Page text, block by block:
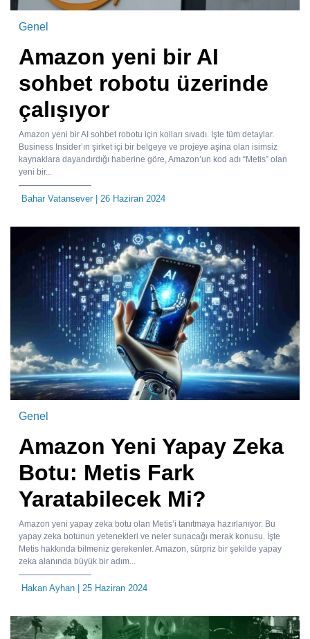
Genel
Amazon yeni bir AI
sohbet robotu üzerinde
çalışıyor
Amazon yeni bir AI sohbet robotu için kolları sıvadı. İşte tüm detaylar.
Business Insider’ın şirket içi bir belgeye ve projeye aşina olan isimsiz
kaynaklara dayandırdığı haberine göre, Amazon’un kod adı “Metis” olan
yeni bir...
Bahar Vatansever| 26 Haziran 2024
Genel
Amazon Yeni Yapay Zeka
Botu: Metis Fark
Yaratabilecek Mi?
Amazon yeni yapay zeka botu olan Metis’i tanıtmaya hazırlanıyor. Bu
yapay zeka botunun yetenekleri ve neler sunacağı merak konusu. İşte
Metis hakkında bilmeniz gerekenler. Amazon, sürpriz bir şekilde yapay
zeka alanında büyük bir adım...
Hakan Ayhan | 25 Haziran 2024